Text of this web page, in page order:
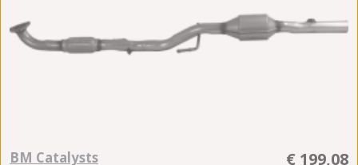
BM Catalysts
€ 199,08